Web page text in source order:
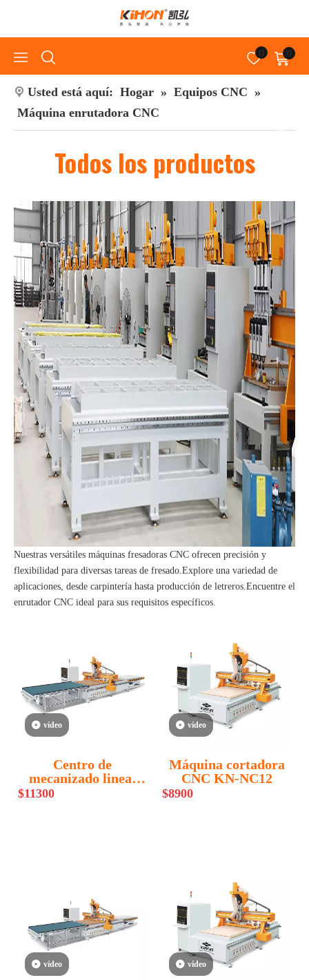
0
Usted está aquí: Hogar » Equipos CNC »
Máquina enrutadora CNC
Todos los productos
Nuestras versátiles máquinas fresadoras CNC ofrecen precisión y
flexibilidad para diversas tareas de fresado.Explore una variedad de
aplicaciones, desde carpintería hasta producción de letreros.Encuentre el
enrutador CNC ideal para sus requisitos específicos.
vídeo
Centro de
mecanizado lineal
CNC KN-NC12L
$11300
vídeo
Máquina cortadora
CNC KN-NC12
$8900
vídeo vídeo